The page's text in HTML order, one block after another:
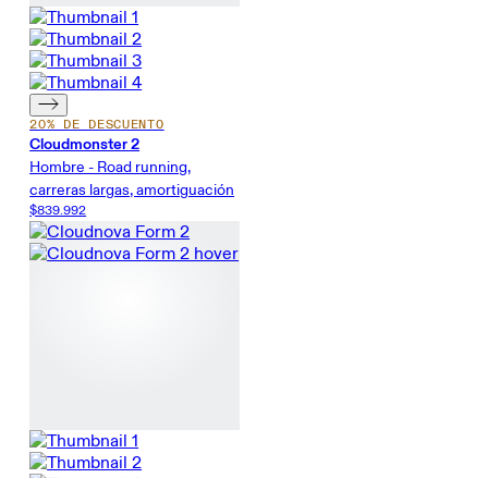
20% DE DESCUENTO
Cloudmonster 2
Hombre - Road running,
carreras largas, amortiguación
$839.992